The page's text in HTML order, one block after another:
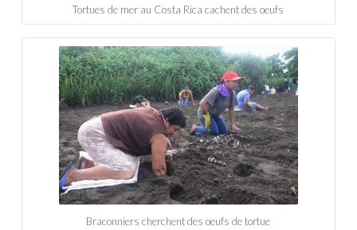
Tortues de mer au Costa Rica cachent des oeufs
Braconniers cherchent des oeufs de tortue